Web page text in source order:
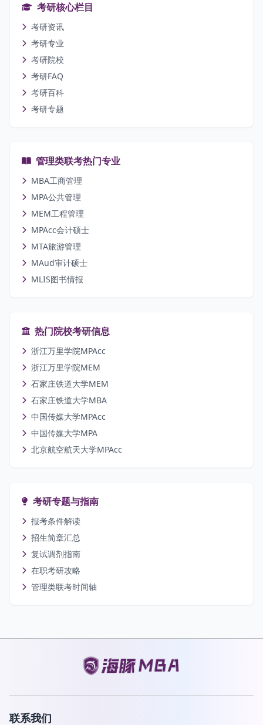
考研核心栏目
考研资讯
考研专业
考研院校
考研FAQ
考研百科
考研专题
管理类联考热门专业
MBA工商管理
MPA公共管理
MEM工程管理
MPAcc会计硕士
MTA旅游管理
MAud审计硕士
MLIS图书情报
热门院校考研信息
浙江万里学院MPAcc
浙江万里学院MEM
石家庄铁道大学MEM
石家庄铁道大学MBA
中国传媒大学MPAcc
中国传媒大学MPA
北京航空航天大学MPAcc
考研专题与指南
报考条件解读
招生简章汇总
复试调剂指南
在职考研攻略
管理类联考时间轴
联系我们